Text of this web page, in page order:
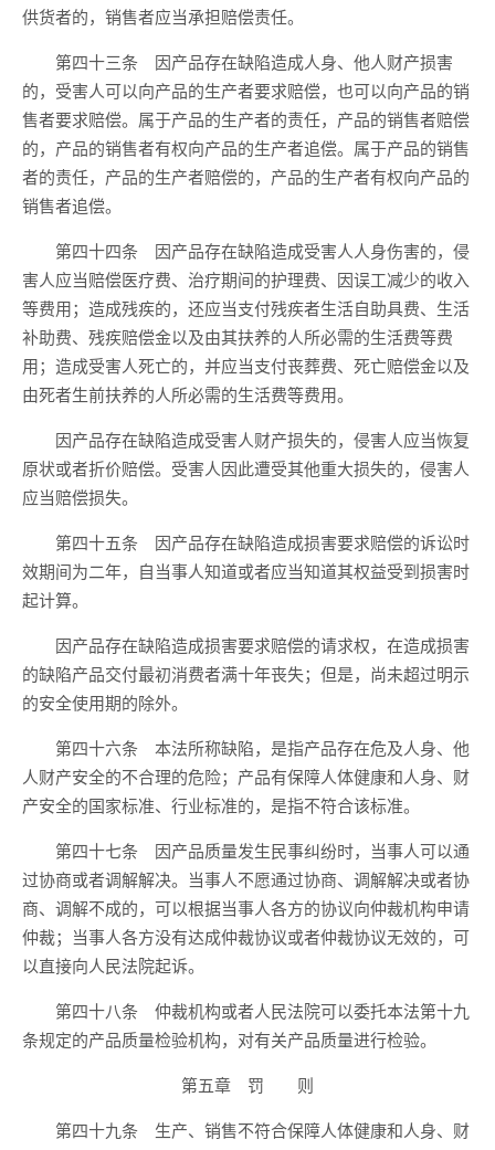
供货者的，销售者应当承担赔偿责任。
第四十三条 因产品存在缺陷造成人身、他人财产损害
的，受害人可以向产品的生产者要求赔偿，也可以向产品的销
售者要求赔偿。属于产品的生产者的责任，产品的销售者赔偿
的，产品的销售者有权向产品的生产者追偿。属于产品的销售
者的责任，产品的生产者赔偿的，产品的生产者有权向产品的
销售者追偿。
第四十四条 因产品存在缺陷造成受害人人身伤害的，侵
害人应当赔偿医疗费、治疗期间的护理费、因误工减少的收入
等费用；造成残疾的，还应当支付残疾者生活自助具费、生活
补助费、残疾赔偿金以及由其扶养的人所必需的生活费等费
用；造成受害人死亡的，并应当支付丧葬费、死亡赔偿金以及
由死者生前扶养的人所必需的生活费等费用。
因产品存在缺陷造成受害人财产损失的，侵害人应当恢复
原状或者折价赔偿。受害人因此遭受其他重大损失的，侵害人
应当赔偿损失。
第四十五条 因产品存在缺陷造成损害要求赔偿的诉讼时
效期间为二年，自当事人知道或者应当知道其权益受到损害时
起计算。
因产品存在缺陷造成损害要求赔偿的请求权，在造成损害
的缺陷产品交付最初消费者满十年丧失；但是，尚未超过明示
的安全使用期的除外。
第四十六条 本法所称缺陷，是指产品存在危及人身、他
人财产安全的不合理的危险；产品有保障人体健康和人身、财
产安全的国家标准、行业标准的，是指不符合该标准。
第四十七条 因产品质量发生民事纠纷时，当事人可以通
过协商或者调解解决。当事人不愿通过协商、调解解决或者协
商、调解不成的，可以根据当事人各方的协议向仲裁机构申请
仲裁；当事人各方没有达成仲裁协议或者仲裁协议无效的，可
以直接向人民法院起诉。
第四十八条 仲裁机构或者人民法院可以委托本法第十九
条规定的产品质量检验机构，对有关产品质量进行检验。
第五章 罚 则
第四十九条 生产、销售不符合保障人体健康和人身、财